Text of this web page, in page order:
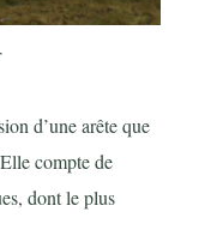
d’une arête que
compte de
dont le plus